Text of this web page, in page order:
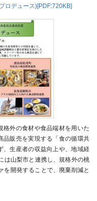
ロデュース)[PDF:720KB]
格外の食材や食品端材を用いた
品販売を実現する「食の循環共
、生産者の収益向上や、地域経
は山梨市と連携し、規格外の桃
を開発することで、廃棄削減と